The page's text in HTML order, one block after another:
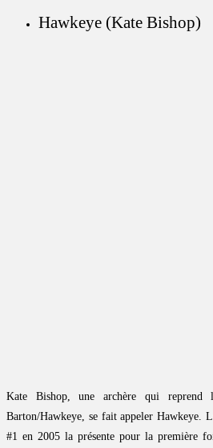
Hawkeye (Kate Bishop)
Kate Bishop, une archère qui
Barton/Hawkeye, se fait appeler Hawkeye.
#1 en 2005 la présente pour la première